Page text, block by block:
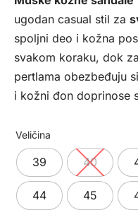
bila:
ugodan casual stil za
spoljni deo i kožna
svakom koraku, dok
pertlama obezbeđuju
i kožni đon doprinose
Veličina
39 40
44 45